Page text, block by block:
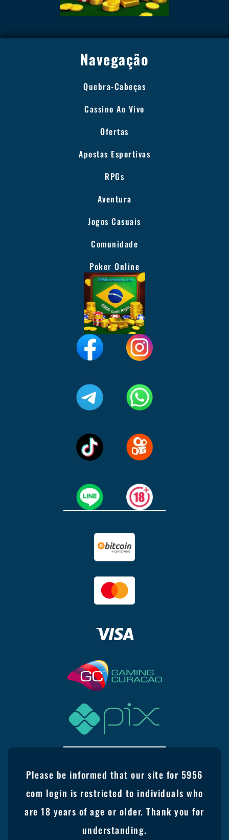
Navegação
Quebra-Cabeças
Cassino Ao Vivo
Ofertas
Apostas Esportivas
RPGs
Aventura
Jogos Casuais
Comunidade
Poker Online
Please be informed that our site for 5956
com login is restricted to individuals who
are 18 years of age or older. Thank you for
understanding.